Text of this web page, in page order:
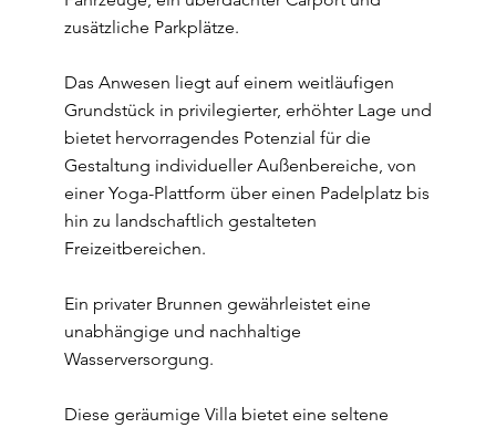
zusätzliche Parkplätze.
Das Anwesen liegt auf einem weitläufigen
Grundstück in privilegierter, erhöhter Lage und
bietet hervorragendes Potenzial für die
Gestaltung individueller Außenbereiche, von
einer Yoga-Plattform über einen Padelplatz bis
hin zu landschaftlich gestalteten
Freizeitbereichen.
Ein privater Brunnen gewährleistet eine
unabhängige und nachhaltige
Wasserversorgung.
Diese geräumige Villa bietet eine seltene